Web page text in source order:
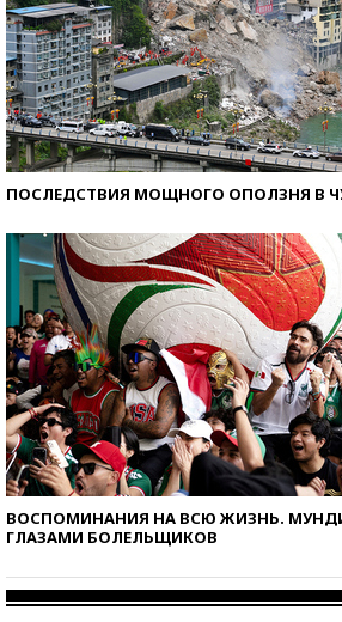
ПОСЛЕДСТВИЯ МОЩНОГО ОПОЛЗНЯ В
ВОСПОМИНАНИЯ НА ВСЮ ЖИЗНЬ.
ГЛАЗАМИ БОЛЕЛЬЩИКОВ